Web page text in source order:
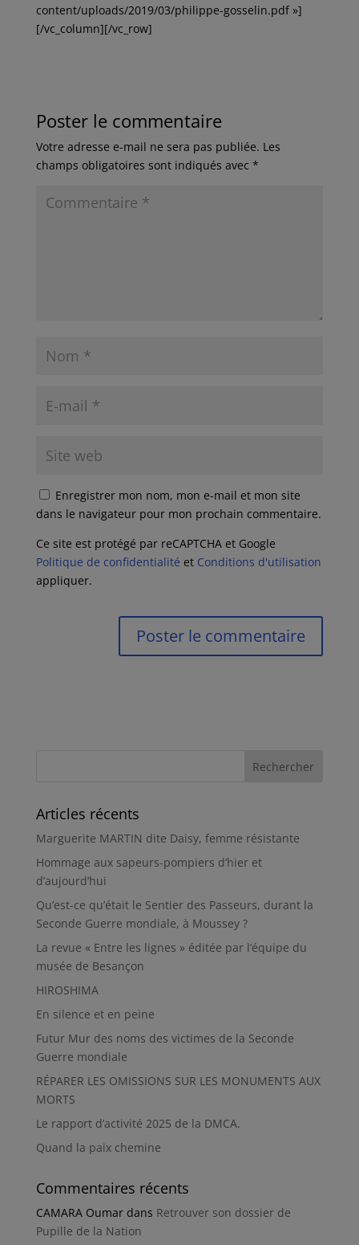
content/uploads/2019/03/philippe-gosselin.pdf »]
[/vc_column][/vc_row]
Poster le commentaire
Votre adresse e-mail ne sera pas publiée. Les
champs obligatoires sont indiqués avec *
Enregistrer mon nom, mon e-mail et mon site
dans le navigateur pour mon prochain commentaire.
Ce site est protégé par reCAPTCHA et Google
Politique de confidentialité et Conditions d'utilisation
appliquer.
Articles récents
Marguerite MARTIN dite Daisy, femme résistante
Hommage aux sapeurs-pompiers d’hier et
d’aujourd’hui
Qu’est-ce qu’était le Sentier des Passeurs, durant la
Seconde Guerre mondiale, à Moussey ?
La revue « Entre les lignes » éditée par l’équipe du
musée de Besançon
HIROSHIMA
En silence et en peine
Futur Mur des noms des victimes de la Seconde
Guerre mondiale
RÉPARER LES OMISSIONS SUR LES MONUMENTS AUX
MORTS
Le rapport d’activité 2025 de la DMCA.
Quand la paix chemine
Commentaires récents
CAMARA Oumardans Retrouver son dossier de
Pupille de la Nation